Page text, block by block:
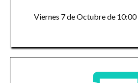
Viernes 7 de Octubre de 10:00